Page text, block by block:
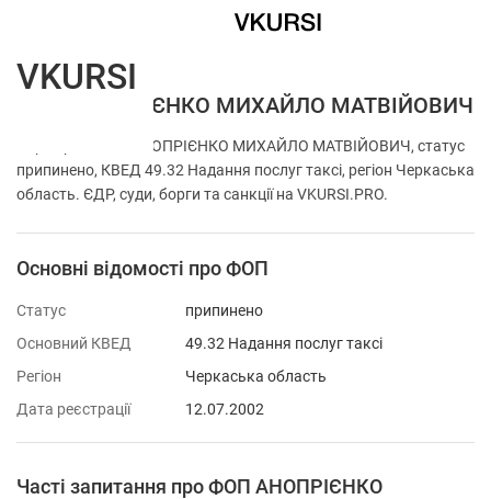
ФОП АНОПРІЄНКО МИХАЙЛО МАТВІЙОВИЧ
Перевірка ФОП АНОПРІЄНКО МИХАЙЛО МАТВІЙОВИЧ, статус
припинено, КВЕД 49.32 Надання послуг таксі, регіон Черкаська
область. ЄДР, суди, борги та санкції на VKURSI.PRO.
Основні відомості про ФОП
Статус
припинено
Основний КВЕД
49.32 Надання послуг таксі
Регіон
Черкаська область
Дата реєстрації
12.07.2002
Часті запитання про ФОП АНОПРІЄНКО
VKURSI